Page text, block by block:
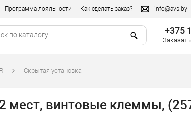
Программа лояльности Как сделать заказ? info@avs.by
+375
Скрытая установка
мест, винтовые клеммы,